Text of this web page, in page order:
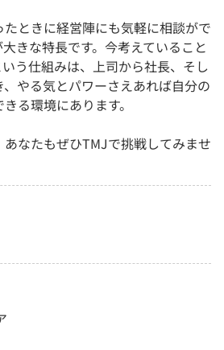
ときに経営陣にも気軽に相談がで
きな特長です。今考えていること
う仕組みは、上司から社長、そし
やる気とパワーさえあれば自分の
る環境にあります。
なたもぜひTMJで挑戦してみませ